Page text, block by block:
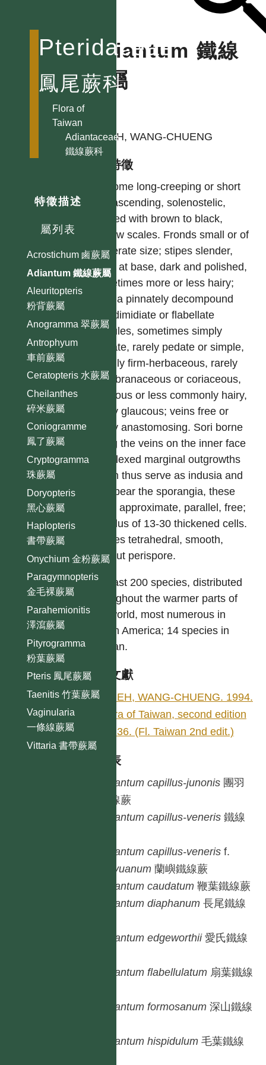
Pteridaceae
鳳尾蕨科
Flora of
Taiwan
Adiantaceae
鐵線蕨科
特徵描述
屬列表
Acrostichum 鹵蕨屬
Adiantum 鐵線蕨屬
Aleuritopteris
粉背蕨屬
Anogramma 翠蕨屬
Antrophyum
車前蕨屬
Ceratopteris 水蕨屬
Cheilanthes
碎米蕨屬
Coniogramme
鳳了蕨屬
Cryptogramma
珠蕨屬
Doryopteris
黑心蕨屬
Haplopteris
書帶蕨屬
Onychium 金粉蕨屬
Paragymnopteris
金毛裸蕨屬
Parahemionitis
澤瀉蕨屬
Pityrogramma
粉葉蕨屬
Pteris 鳳尾蕨屬
Taenitis 竹葉蕨屬
Vaginularia
一條線蕨屬
Vittaria 書帶蕨屬
Adiantum 鐵線
蕨屬
SHIEH, WANG-CHUENG
型態特徵
Rhizome long-creeping or short
and ascending, solenostelic,
clothed with brown to black,
narrow scales. Fronds small or of
moderate size; stipes slender,
scaly at base, dark and polished,
sometimes more or less hairy;
lamina pinnately decompound
with dimidiate or flabellate
pinnules, sometimes simply
pinnate, rarely pedate or simple,
usually firm-herbaceous, rarely
membranaceous or coriaceous,
glabrous or less commonly hairy,
rarely glaucous; veins free or
rarely anastomosing. Sori borne
along the veins on the inner face
of reflexed marginal outgrowths
which thus serve as indusia and
also bear the sporangia, these
veins approximate, parallel, free;
annulus of 13-30 thickened cells.
Spores tetrahedral, smooth,
without perispore.
At least 200 species, distributed
throughout the warmer parts of
the world, most numerous in
South America; 14 species in
Taiwan.
參考文獻
SHIEH, WANG-CHUENG. 1994.
Flora of Taiwan, second edition
1: 236. (Fl. Taiwan 2nd edit.)
種列表
Adiantum capillus-junonis 團羽
鐵線蕨
Adiantum capillus-veneris 鐵線
Adiantum capillus-venerisf.
lanyuanum 蘭嶼鐵線蕨
Adiantum caudatum 鞭葉鐵線蕨
Adiantum diaphanum 長尾鐵線
Adiantum edgeworthii 愛氏鐵線
Adiantum flabellulatum 扇葉鐵線
Adiantum formosanum 深山鐵線
Adiantum hispidulum 毛葉鐵線